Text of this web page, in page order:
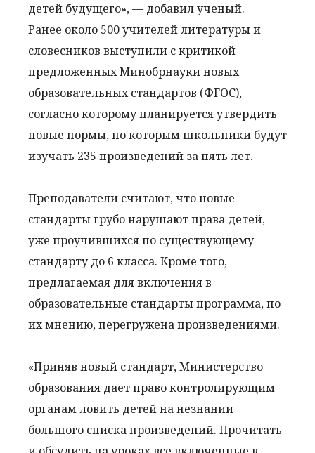
детей будущего», — добавил ученый.
Ранее около 500 учителей литературы и
словесников выступили с критикой
предложенных Минобрнауки новых
образовательных стандартов (ФГОС),
согласно которому планируется утвердить
новые нормы, по которым школьники будут
изучать 235 произведений за пять лет.
Преподаватели считают, что новые
стандарты грубо нарушают права детей,
уже проучившихся по существующему
стандарту до 6 класса. Кроме того,
предлагаемая для включения в
образовательные стандарты программа, по
их мнению, перегружена произведениями.
«Приняв новый стандарт, Министерство
образования дает право контролирующим
органам ловить детей на незнании
большого списка произведений. Прочитать